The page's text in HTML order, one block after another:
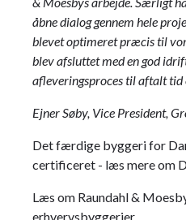
åbne dialog gennem hele
blevet optimeret præcis til
blev afsluttet med en god
afleveringsproces til aftalt tid
Ejner Søby, Vice President,
Det færdige byggeri for
certificeret - læs mere om
Læs om Raundahl &
erhvervsbyggerier